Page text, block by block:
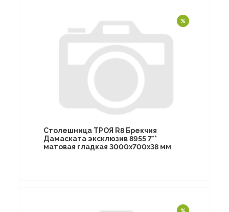
Столешница ТРОЯ R8 Брекчия
Дамаската эксклюзив 8955 7**
матовая гладкая 3000х700х38 мм